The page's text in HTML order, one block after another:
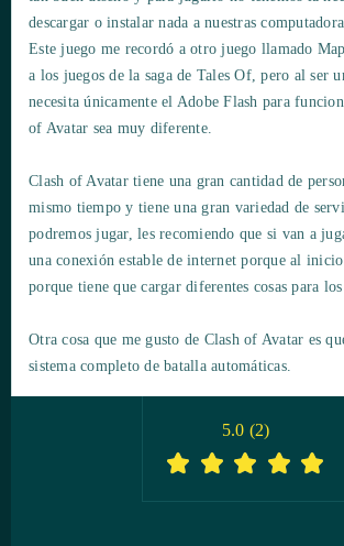
descargar o instalar nada a nuestras
Este juego me recordó a otro juego llamado
a los juegos de la saga de Tales Of, pero al ser
necesita únicamente el Adobe Flash para
of Avatar sea muy diferente.
Clash of Avatar tiene una gran cantidad de
mismo tiempo y tiene una gran variedad de
podremos jugar, les recomiendo que si van a
una conexión estable de internet porque al
porque tiene que cargar diferentes cosas para
Otra cosa que me gusto de Clash of Avatar es
sistema completo de batalla automáticas.
5.0 (2)